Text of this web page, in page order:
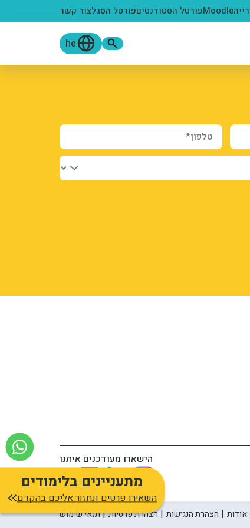
Moodleפורטל הסטודנטיםפורטל הסגלצור קשר
he
טלפון*
מתעניינים בלימודים
השאירו פרטים ונחזור אליכם בהקדם
הישארו מעודכנים איתנו
אודות הצהרת הנגישות הצהרת פרטיות תנאי שימוש